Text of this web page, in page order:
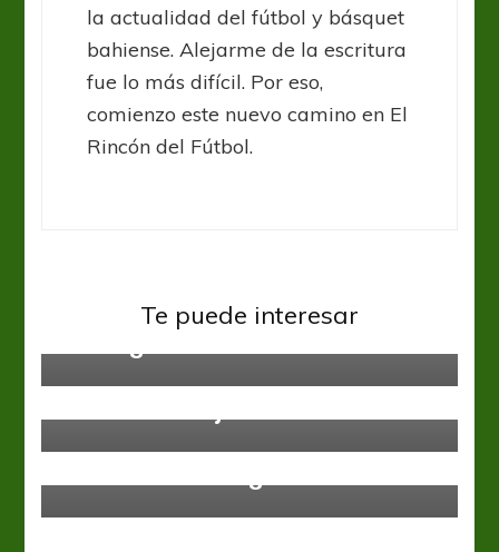
la actualidad del fútbol y básquet
bahiense. Alejarme de la escritura
fue lo más difícil. Por eso,
comienzo este nuevo camino en El
Rincón del Fútbol.
Te puede interesar
Sin categoría